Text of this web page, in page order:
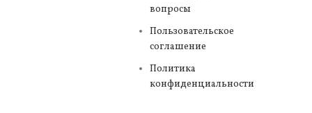
вопросы
Пользовательское
соглашение
Политика
конфиденциальности